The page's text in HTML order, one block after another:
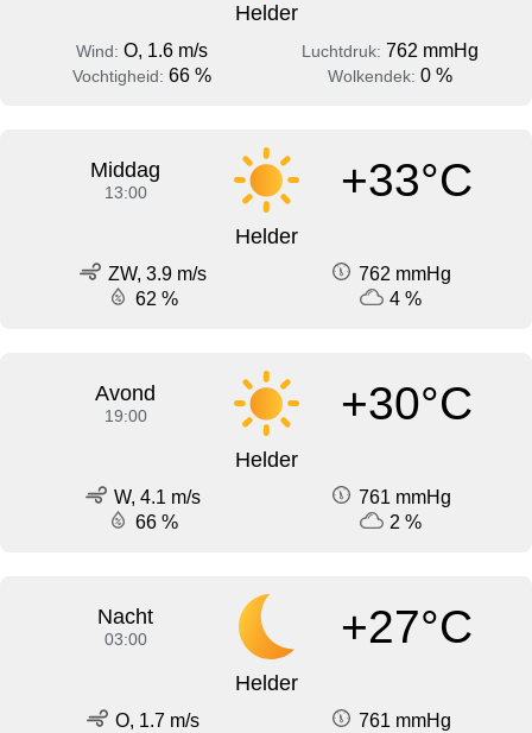
Helder
Wind: O, 1.6 m/s Luchtdruk: 762 mmHg
Vochtigheid: 66 % Wolkendek: 0 %
Middag
13:00 +33°C
Helder
ZW, 3.9 m/s
762 mmHg
62 %
4 %
Avond
19:00 +30°C
Helder
W, 4.1 m/s
761 mmHg
66 %
2 %
Nacht
03:00 +27°C
Helder
O, 1.7 m/s
761 mmHg